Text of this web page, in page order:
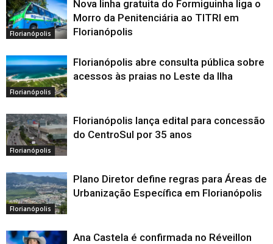
Florianópolis
Nova linha gratuita do Formiguinha liga o
Morro da Penitenciária ao TITRI em
Florianópolis
Florianópolis
Florianópolis abre consulta pública sobre
acessos às praias no Leste da Ilha
Florianópolis
Florianópolis lança edital para concessão
do CentroSul por 35 anos
Florianópolis
Plano Diretor define regras para Áreas de
Urbanização Específica em Florianópolis
Ana Castela é confirmada no Réveillon